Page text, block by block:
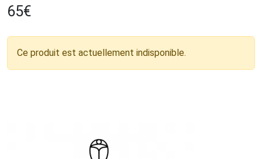
65€
Ce produit est actuellement indisponible.